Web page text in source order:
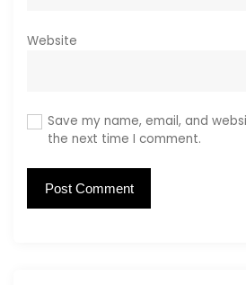
Website
Save my name, email, and
the next time I comment.